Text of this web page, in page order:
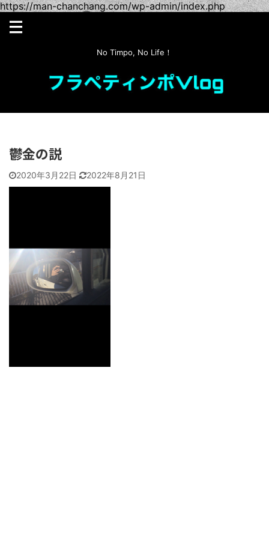
https://man-chanchang.com/wp-admin/index.php
No Timpo, No Life！
鬱金の説
2020年3月22日 2022年8月21日